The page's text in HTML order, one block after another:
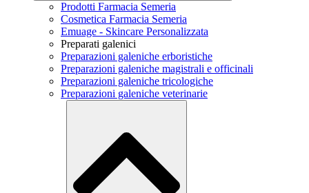
Prodotti Farmacia Semeria
Cosmetica Farmacia Semeria
Emuage - Skincare Personalizzata
Preparati galenici
Preparazioni galeniche erboristiche
Preparazioni galeniche magistrali e officinali
Preparazioni galeniche tricologiche
Preparazioni galeniche veterinarie